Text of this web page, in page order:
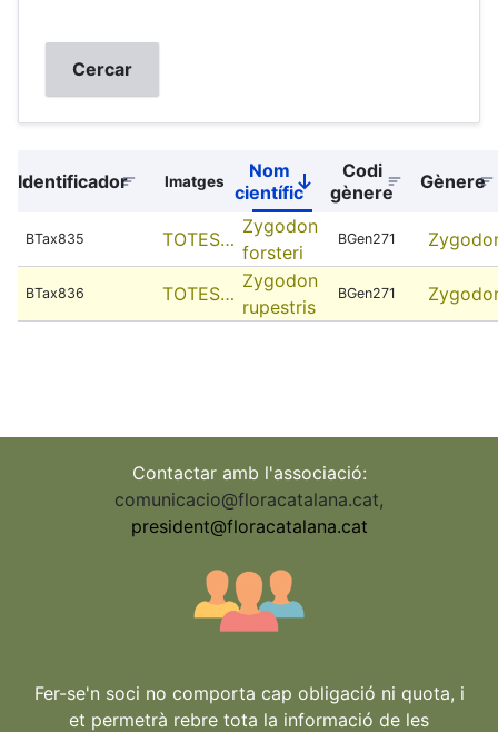
Identificador Imatges
Nom
científicSort
descending
Codi
gènere
Gènere
BTax835 TOTES…
Zygodon
forsteri
BGen271
BTax836 TOTES…
Zygodon
rupestris
BGen271
Contactar amb l'associació:
comunicacio@floracatalana.cat,
president@floracatalana.cat
Fer-se'n soci no comporta cap obligació ni quota, i
et permetrà rebre tota la informació de les